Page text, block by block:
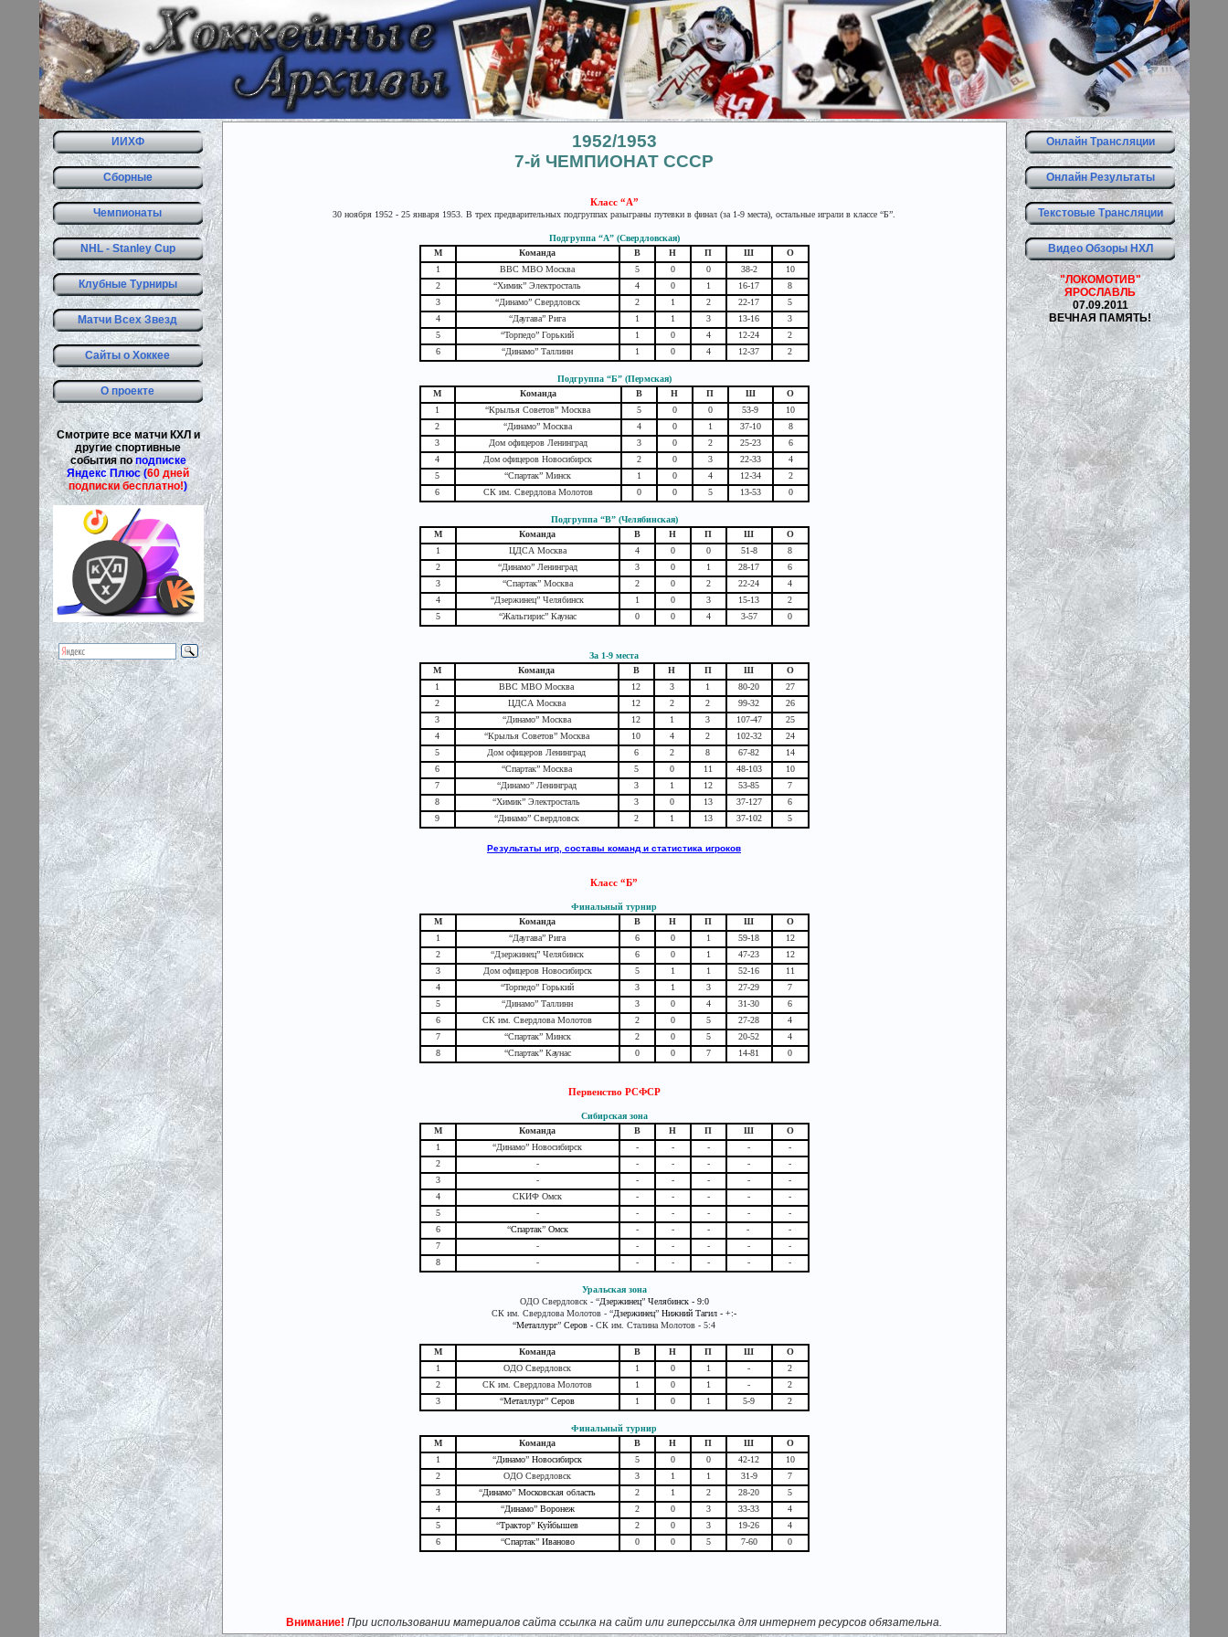
ИИХФ
Сборные
Чемпионаты
NHL - Stanley Cup
Клубные Турниры
Матчи Всех Звезд
Сайты о Хоккее
О проекте
Смотрите все матчи КХЛ и
другие спортивные
события поподписке
Яндекс Плюс (60 дней
подписки бесплатно!)
Онлайн Трансляции
Онлайн Результаты
Текстовые Трансляции
Видео Обзоры НХЛ
"ЛОКОМОТИВ"
ЯРОСЛАВЛЬ
07.09.2011
ВЕЧНАЯ ПАМЯТЬ!
1952/1953
7-й ЧЕМПИОНАТ СССР
Класс “А”
30 ноября 1952 - 25 января 1953. В трех предварительных подгруппах разыграны путевки в финал (за 1-9 места), остальные играли в классе “Б”.
Подгруппа “А” (Свердловская)
М
Команда В Н П Ш
О
1
ВВС МВО Москва 5 0 0 38-2
10
2
“Химик” Электросталь 4 0 1 16-17
8
3
“Динамо” Свердловск 2 1 2 22-17
5
4
“Даугава” Рига 1 1 3 13-16
3
5
“Торпедо” Горький 1 0 4 12-24
2
6
“Динамо” Таллинн 1 0 4 12-37 2
Подгруппа “Б” (Пермская)
М
Команда В Н П Ш
О
1
“Крылья Советов” Москва 5 0 0 53-9
10
2
“Динамо” Москва 4 0 1 37-10
8
3
Дом офицеров Ленинград 3 0 2 25-23
6
4
Дом офицеров Новосибирск 2 0 3 22-33
4
5
“Спартак” Минск 1 0 4 12-34
2
6
СК им. Свердлова Молотов 0 0 5 13-53 0
Подгруппа “В” (Челябинская)
М
Команда В Н П Ш
О
1
ЦДСА Москва 4 0 0 51-8
8
2
“Динамо” Ленинград 3 0 1 28-17
6
3
“Спартак” Москва 2 0 2 22-24
4
4
“Дзержинец” Челябинск 1 0 3 15-13
2
5
“Жальгирис” Каунас 0 0 4 3-57 0
За 1-9 места
М
Команда В Н П Ш
О
1
ВВС МВО Москва 12 3 1 80-20
27
2
ЦДСА Москва 12 2 2 99-32
26
3
“Динамо” Москва 12 1 3 107-47
25
4
“Крылья Советов” Москва 10 4 2 102-32
24
5
Дом офицеров Ленинград 6 2 8 67-82
14
6
“Спартак” Москва 5 0 11 48-103
10
7
“Динамо” Ленинград 3 1 12 53-85
7
8
“Химик” Электросталь 3 0 13 37-127
6
9
“Динамо” Свердловск 2 1 13 37-102 5
Результаты игр, составы команд и статистика игроков
Класс “Б”
Финальный турнир
М
Команда В Н П Ш
О
1
“Даугава” Рига 6 0 1 59-18
12
2
“Дзержинец” Челябинск 6 0 1 47-23
12
3
Дом офицеров Новосибирск 5 1 1 52-16
11
4
“Торпедо” Горький 3 1 3 27-29
7
5
“Динамо” Таллинн 3 0 4 31-30
6
6
СК им. Свердлова Молотов 2 0 5 27-28
4
7
“Спартак” Минск 2 0 5 20-52
4
8
“Спартак” Каунас 0 0 7 14-81 0
Первенство РСФСР
Сибирская зона
М
Команда В Н П Ш
О
1
“Динамо” Новосибирск - - - -
-
2
- - - - -
-
3
- - - - -
-
4
СКИФ Омск - - - -
-
5
- - - - -
-
6
“Спартак”Омск - - - -
-
7
- - - - -
-
8
- - - - - -
Уральская зона
ОДО Свердловск - “Дзержинец”Челябинск - 9:0
СК им. Свердлова Молотов - “Дзержинец” Нижний Тагил - +:-
“Металлург” Серов - СК им. Сталина Молотов - 5:4
М Команда В Н П Ш
О
1
ОДО Свердловск 1 0 1 -
2
2
СК им. Свердлова Молотов 1 0 1 -
2
3
“Металлург” Серов 1 0 1 5-9 2
Финальный турнир
М
Команда В Н П Ш
О
1
“Динамо” Новосибирск 5 0 0 42-12
10
2
ОДО Свердловск 3 1 1 31-9
7
3
“Динамо” Московская область 2 1 2 28-20
5
4
“Динамо”Воронеж 2 0 3 33-33
4
5
“Трактор” Куйбышев 2 0 3 19-26
4
6
“Спартак”Иваново 0 0 5 7-60 0
Внимание! При использовании материалов сайта ссылка на сайт или гиперссылка для интернет ресурсов обязательна.